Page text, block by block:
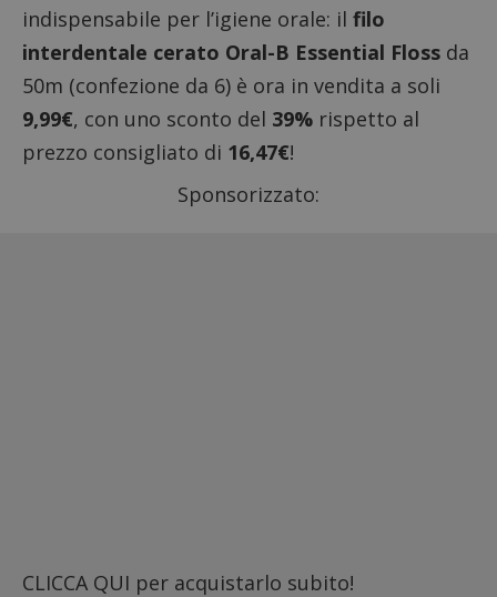
indispensabile per l’igiene orale: il filo
interdentale cerato Oral-B Essential Floss da
50m (confezione da 6) è ora in vendita a soli
9,99€, con uno sconto del 39% rispetto al
prezzo consigliato di 16,47€!
Sponsorizzato:
CLICCA QUI per acquistarlo subito!